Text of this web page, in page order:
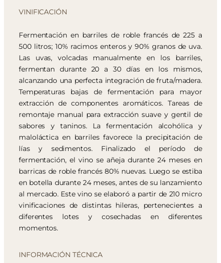
VINIFICACIÓN
Fermentación en barriles de roble francés de 225 a
500 litros; 10% racimos enteros y 90% granos de uva.
Las uvas, volcadas manualmente en los barriles,
fermentan durante 20 a 30 días en los mismos,
alcanzando una perfecta integración de fruta/madera.
Temperaturas bajas de fermentación para mayor
extracción de componentes aromáticos. Tareas de
remontaje manual para extracción suave y gentil de
sabores y taninos. La fermentación alcohólica y
maloláctica en barriles favorece la precipitación de
lías y sedimentos. Finalizado el período de
fermentación, el vino se añeja durante 24 meses en
barricas de roble francés 80% nuevas. Luego se estiba
en botella durante 24 meses, antes de su lanzamiento
al mercado. Este vino se elaboró a partir de 210 micro
vinificaciones de distintas hileras, pertenecientes a
diferentes lotes y cosechadas en diferentes
momentos.
INFORMACIÓN TÉCNICA